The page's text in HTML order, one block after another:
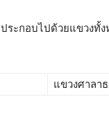
ประกอบไปด้วยแขวงทั้
แขวงศาลา